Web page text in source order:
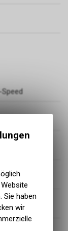
Speed
Sie haben
wir